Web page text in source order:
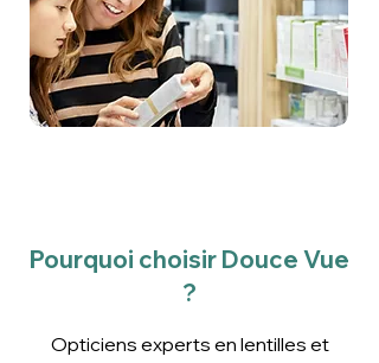
Pourquoi choisir Douce Vue
?
Opticiens experts en lentilles et